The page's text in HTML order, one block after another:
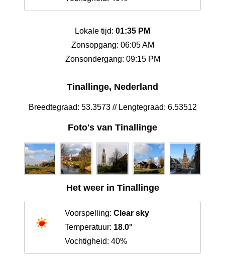
Lokale tijd: 01:35 PM
Zonsopgang: 06:05 AM
Zonsondergang: 09:15 PM
Tinallinge, Nederland
Breedtegraad: 53.3573 // Lengtegraad: 6.53512
Foto's van Tinallinge
Het weer in Tinallinge
Voorspelling: Clear sky
Temperatuur: 18.0°
Vochtigheid: 40%